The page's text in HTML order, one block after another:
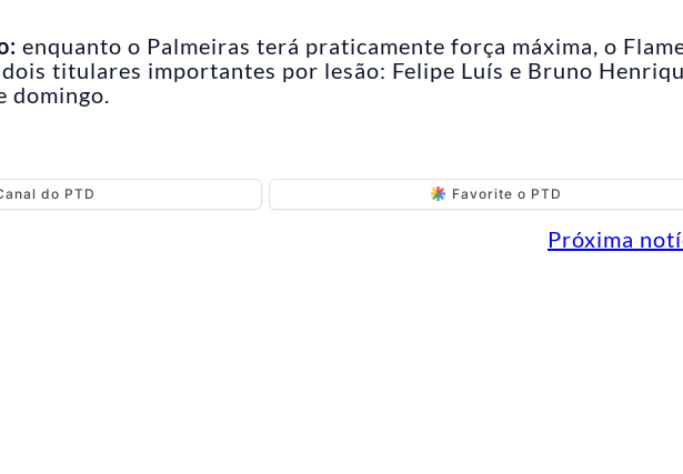
enquanto o Palmeiras terá praticamente força máxima, o
titulares importantes por lesão: Felipe Luís e Bruno
domingo.
do PTD Favorite o PTD
Próxima